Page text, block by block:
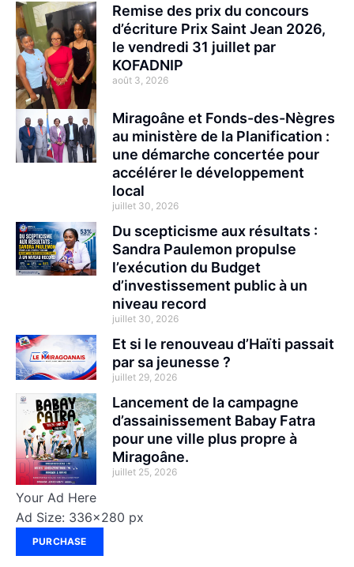
Remise des prix du concours
d’écriture Prix Saint Jean 2026,
le vendredi 31 juillet par
KOFADNIP
août 3, 2026
Miragoâne et Fonds-des-Nègres
au ministère de la Planification :
une démarche concertée pour
accélérer le développement
local
juillet 30, 2026
Du scepticisme aux résultats :
Sandra Paulemon propulse
l’exécution du Budget
d’investissement public à un
niveau record
juillet 30, 2026
Et si le renouveau d’Haïti passait
par sa jeunesse ?
juillet 29, 2026
Lancement de la campagne
d’assainissement Babay Fatra
pour une ville plus propre à
Miragoâne.
juillet 25, 2026
Your Ad Here
Ad Size: 336x280 px
PURCHASE